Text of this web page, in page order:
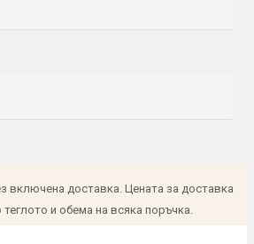
включена доставка. Цената за доставка
и обема на всяка поръчка.